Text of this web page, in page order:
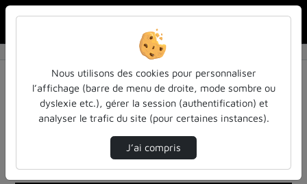
Résultats de la recherche
Filtres actifs (cliquer pour en retirer) :
sdun-videos-en-ligne
sdun-videos-en-ligne
universite-de-lorraine
8 vidéos trouvées
Nous utilisons des cookies pour personnaliser
l’affichage (barre de menu de droite, mode sombre ou
dyslexie etc.), gérer la session (authentification) et
analyser le trafic du site (pour certaines instances).
J’ai compris